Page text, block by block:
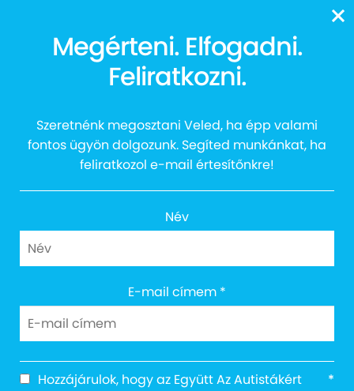
AUTTALENT 2021 – Együtt
a tehetségekért!
Cím: 1027 Budapest, Margit körút 12.
Email: info@egyuttazautistakert.hu
Adományvonalunk: 13616
Bankszámlaszám: 10300002-13790364-00034905
Megérteni. Elfogadni.
Feliratkozni.
Szeretnénk megosztani Veled, ha épp valami
fontos ügyön dolgozunk. Segíted munkánkat, ha
feliratkozol e-mail értesítőnkre!
Név
E-mail címem *
Hozzájárulok, hogy az Együtt Az Autistákért
*